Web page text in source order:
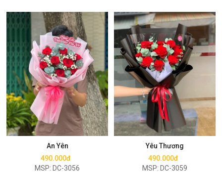
An Yên
490.000đ
MSP: DC-3056
Mua ngay
Yêu Thương
490.000đ
MSP: DC-3059
Mua ngay